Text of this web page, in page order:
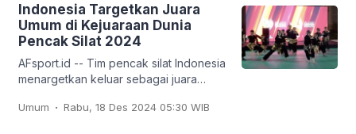
Indonesia Targetkan Juara
Umum di Kejuaraan Dunia
Pencak Silat 2024
AFsport.id -- Tim pencak silat Indonesia
menargetkan keluar sebagai juara
Silat ke-20 dan Kejuaraan Dunia
Umum . Rabu, 18 Des 2024 05:30 WIB